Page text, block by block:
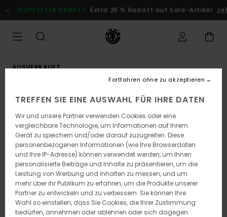
zur
Produktinformation
DOPPELTER RABATT Extra 25 % Rabatt auf Sale-Artikel
AUSVERKAUFT
TREFFEN SIE EINE AUSWAHL FÜR IHRE DATEN
Wir und unsere Partner verwenden Cookies oder eine
vergleichbare Technologie, um Informationen auf Ihrem
Gerät zu speichern und/oder darauf zuzugreifen. Diese
personenbezogenen Informationen (wie Ihre Browserdaten
und Ihre IP-Adresse) können verwendet werden, um Ihnen
personalisierte Beiträge und Inhalte zu präsentieren, um die
Leistung von Werbung und Inhalten zu messen, und um
mehr über ihr Publikum zu erfahren, um die Produkte unserer
Partner zu entwickeln und zu verbessern. Sie können Ihre
Wahl so einstellen, dass Sie Cookies, die Ihrer Zustimmung
bedürfen, annehmen oder ablehnen oder sich dagegen
Fortfahren ohne zu akzeptieren